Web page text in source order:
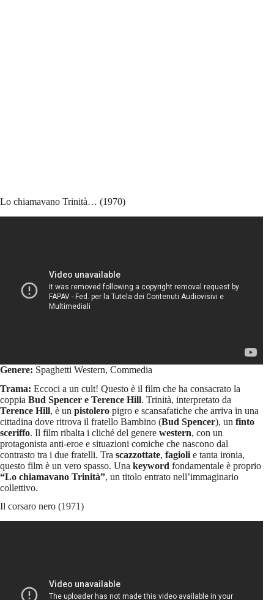
Lo chiamavano Trinità… (1970)
Genere: Spaghetti Western, Commedia
Trama: Eccoci a un cult! Questo è il film che ha consacrato la
coppia Bud Spencer e Terence Hill. Trinità, interpretato da
Terence Hill, è un pistolero pigro e scansafatiche che arriva in una
cittadina dove ritrova il fratello Bambino (Bud Spencer), un finto
sceriffo. Il film ribalta i cliché del genere western, con un
protagonista anti-eroe e situazioni comiche che nascono dal
contrasto tra i due fratelli. Tra scazzottate, fagioli e tanta ironia,
questo film è un vero spasso. Una keyword fondamentale è proprio
“Lo chiamavano Trinità”, un titolo entrato nell’immaginario
collettivo.
Il corsaro nero (1971)